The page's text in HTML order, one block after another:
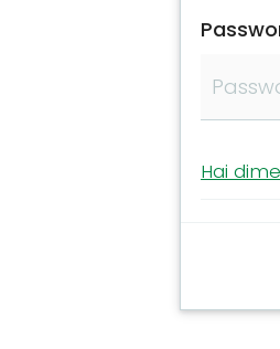
Hai